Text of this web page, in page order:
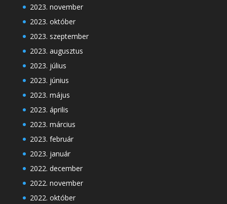
2023. november
2023. október
2023. szeptember
2023. augusztus
2023. július
2023. június
2023. május
2023. április
2023. március
2023. február
2023. január
2022. december
2022. november
2022. október